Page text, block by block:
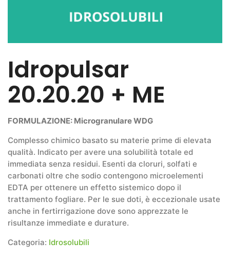
Idropulsar
20.20.20 + ME
FORMULAZIONE: Microgranulare WDG
Complesso chimico basato su materie prime di elevata
qualità. Indicato per avere una solubilità totale ed
immediata senza residui. Esenti da cloruri, solfati e
carbonati oltre che sodio contengono microelementi
EDTA per ottenere un effetto sistemico dopo il
trattamento fogliare. Per le sue doti, è eccezionale usate
anche in fertirrigazione dove sono apprezzate le
risultanze immediate e durature.
Categoria: Idrosolubili